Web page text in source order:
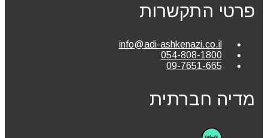
פרטי התקשרות
info@adi-ashkenazi.co.il
054-808-1800
09-7651-665
מדיה חברתית